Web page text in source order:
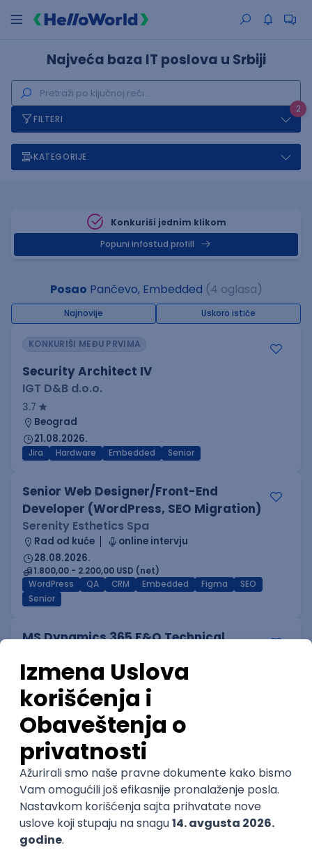
Najveća baza IT poslova u Srbiji
2
FILTERI
KATEGORIJE
Konkuriši jednim klikom
Popuni infostud profill
Posao Pančevo, Embedded (4 oglasa)
Najnovije Uskoro ističe
KONKURIŠI MEĐU PRVIMA
Security Architect IV
IGT D&B d.o.o.
3.7
Beograd
21.08.2026.
Jira Hardware Embedded Senior
Senior Web Designer/Front-End
Developer (WordPress, SEO Migration)
Serenity Esthetics Spa
Rad od kuće
online intervju
28.08.2026.
1.800,00 - 2.200,00 USD (net)
WordPress
QA CRM Embedded Figma
SEO
Senior
MS Dynamics 365 F&O Technical
GET - Global Engineering Technologies
3.4
Beograd | Hibrid
11.08.2026.
SQL SOAP Git SAP SQL Server
REST
ERP Batch Embedded
@
POSLOVI NA MAIL